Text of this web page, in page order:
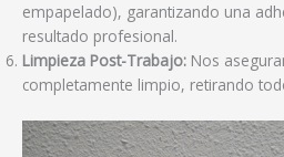
empapelado), garantizando una
resultado profesional.
Limpieza Post-Trabajo: Nos
completamente limpio, retirando